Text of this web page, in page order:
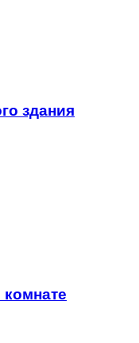
здания
комнате